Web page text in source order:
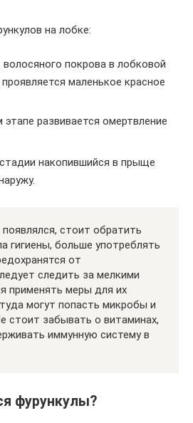
на лобке:
покрова в лобковой
маленькое красное
развивается омертвление
накопившийся в прыще
стоит обратить
гигиены, больше употреблять
от
следить за мелкими
применять меры для их
могут попасть микробы и
стоит забывать о витаминах,
иммунную систему в
фурункулы?